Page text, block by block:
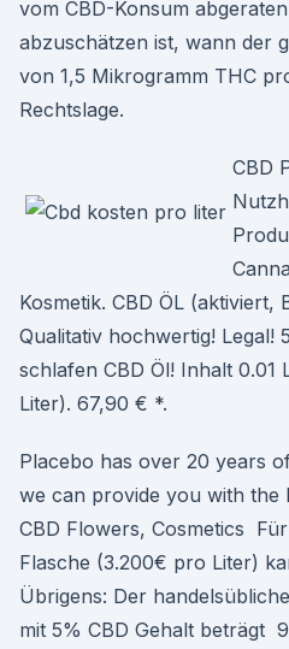
vom CBD-Konsum
abzuschätzen ist, wann der
von 1,5 Mikrogramm THC
Rechtslage.
CBD
Kosmetik. CBD ÖL (aktiviert,
Qualitativ hochwertig! Legal!
schlafen CBD Öl! Inhalt 0.01
Liter). 67,90 € *.
Placebo has over 20 years
we can provide you with the
CBD Flowers, Cosmetics
Flasche (3.200€ pro Liter)
Übrigens: Der
mit 5% CBD Gehalt beträgt